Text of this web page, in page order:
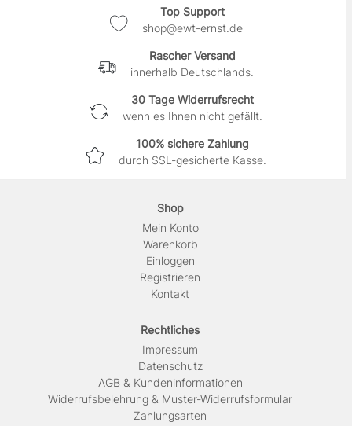
Top Support
shop@ewt-ernst.de
Rascher Versand
innerhalb Deutschlands.
30 Tage Widerrufsrecht
wenn es Ihnen nicht gefällt.
100% sichere Zahlung
durch SSL-gesicherte Kasse.
Shop
Mein Konto
Warenkorb
Einloggen
Registrieren
Kontakt
Rechtliches
Impressum
Daten­schutz
AGB & Kundeninformationen
Widerrufsbelehrung & Muster-Widerrufsformular
Zahlungsarten